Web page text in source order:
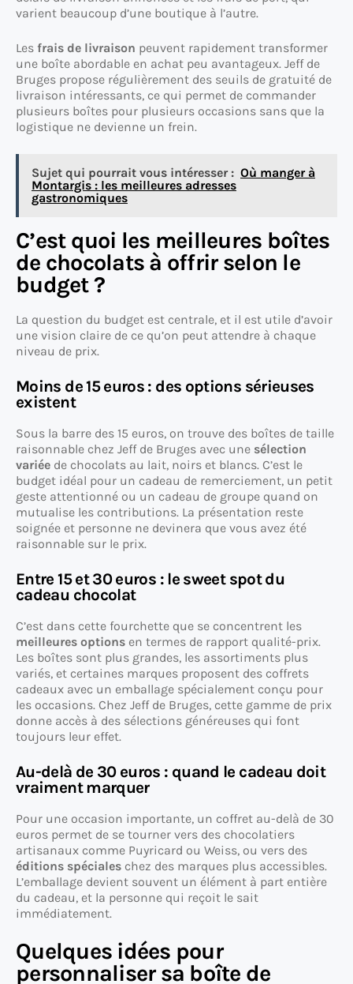
varient beaucoup d’une boutique à l’autre.
Les frais de livraison peuvent rapidement transformer
une boîte abordable en achat peu avantageux. Jeff de
Bruges propose régulièrement des seuils de gratuité de
livraison intéressants, ce qui permet de commander
plusieurs boîtes pour plusieurs occasions sans que la
logistique ne devienne un frein.
Sujet qui pourrait vous intéresser : Où manger à
Montargis : les meilleures adresses
gastronomiques
C’est quoi les meilleures boîtes
de chocolats à offrir selon le
budget ?
La question du budget est centrale, et il est utile d’avoir
une vision claire de ce qu’on peut attendre à chaque
niveau de prix.
Moins de 15 euros : des options sérieuses
existent
Sous la barre des 15 euros, on trouve des boîtes de taille
raisonnable chez Jeff de Bruges avec une sélection
variée de chocolats au lait, noirs et blancs. C’est le
budget idéal pour un cadeau de remerciement, un petit
geste attentionné ou un cadeau de groupe quand on
mutualise les contributions. La présentation reste
soignée et personne ne devinera que vous avez été
raisonnable sur le prix.
Entre 15 et 30 euros : le sweet spot du
cadeau chocolat
C’est dans cette fourchette que se concentrent les
meilleures options en termes de rapport qualité-prix.
Les boîtes sont plus grandes, les assortiments plus
variés, et certaines marques proposent des coffrets
cadeaux avec un emballage spécialement conçu pour
les occasions. Chez Jeff de Bruges, cette gamme de prix
donne accès à des sélections généreuses qui font
toujours leur effet.
Au-delà de 30 euros : quand le cadeau doit
vraiment marquer
Pour une occasion importante, un coffret au-delà de 30
euros permet de se tourner vers des chocolatiers
artisanaux comme Puyricard ou Weiss, ou vers des
éditions spéciales chez des marques plus accessibles.
L’emballage devient souvent un élément à part entière
du cadeau, et la personne qui reçoit le sait
immédiatement.
Quelques idées pour
personnaliser sa boîte de